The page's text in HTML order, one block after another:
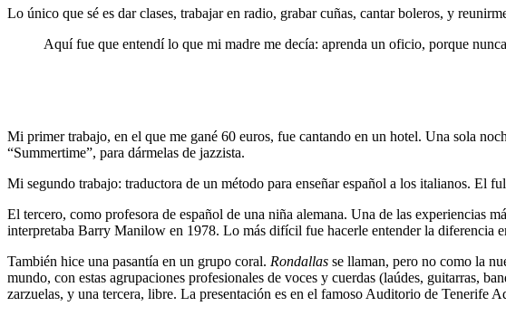
Lo único que sé es dar clases, trabajar en radio, grabar cuñas, cantar boleros, y
Aquí fue que entendí lo que mi madre me decía: aprenda un oficio, porque nunca
Mi primer trabajo, en el que me gané 60 euros, fue cantando en un hotel. Una sola
“Summertime”, para dármelas de jazzista.
Mi segundo trabajo: traductora de un método para enseñar español a los italianos. El
El tercero, como profesora de español de una niña alemana. Una de las experiencias
interpretaba Barry Manilow en 1978. Lo más difícil fue hacerle entender la diferencia
También hice una pasantía en un grupo coral. Rondallas se llaman, pero no como la
mundo, con estas agrupaciones profesionales de voces y cuerdas (laúdes, guitarras,
zarzuelas, y una tercera, libre. La presentación es en el famoso Auditorio de Tenerife